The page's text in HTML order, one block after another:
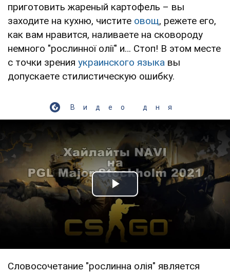
приготовить жареный картофель – вы
заходите на кухню, чистите овощ, режете его,
как вам нравится, наливаете на сковороду
немного "рослинної олії" и… Стоп! В этом месте
с точки зрения украинского языка вы
допускаете стилистическую ошибку.
Видео дня
Play Video
Словосочетание "рослинна олія" является